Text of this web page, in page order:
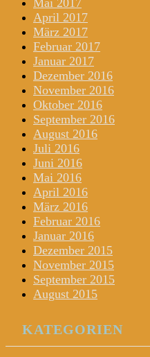
Mai 2017
April 2017
März 2017
Februar 2017
Januar 2017
Dezember 2016
November 2016
Oktober 2016
September 2016
August 2016
Juli 2016
Juni 2016
Mai 2016
April 2016
März 2016
Februar 2016
Januar 2016
Dezember 2015
November 2015
September 2015
August 2015
KATEGORIEN